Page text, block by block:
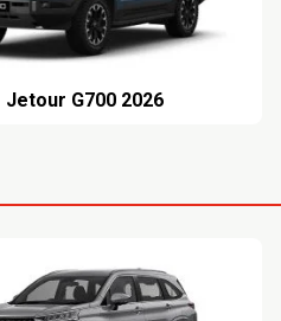
Jetour G700 2026